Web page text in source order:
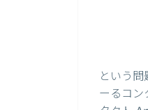
という
ーるコ